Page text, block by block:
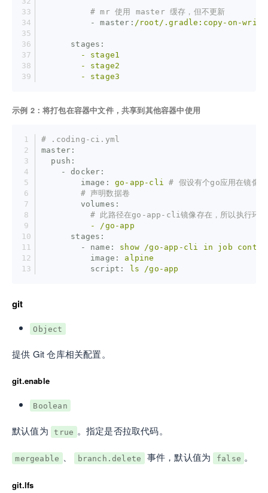
# mr 使用 master 缓存，但不更新
          - master:
/root/.gradle:copy-on-
      stages:
        -
stage1
        -
stage2
        -
stage3
示例 2：将打包在容器中文件，共享到其他容器中使用
# .coding-ci.yml
master:
  push:
    - docker:
        image:
go-app-cli
# 假设有个go应用在镜
# 声明数据卷
        volumes:
# 此路径在go-app-cli镜像存在，所以执行环境
          -
/go-app
      stages:
        - name:
show /go-app-cli in job
          image:
alpine
          script:
ls /go-app
git
Object
提供 Git 仓库相关配置。
git.enable
Boolean
默认值为 true 。指定是否拉取代码。
mergeable 、 branch.delete 事件，默认值为 false 。
git.lfs